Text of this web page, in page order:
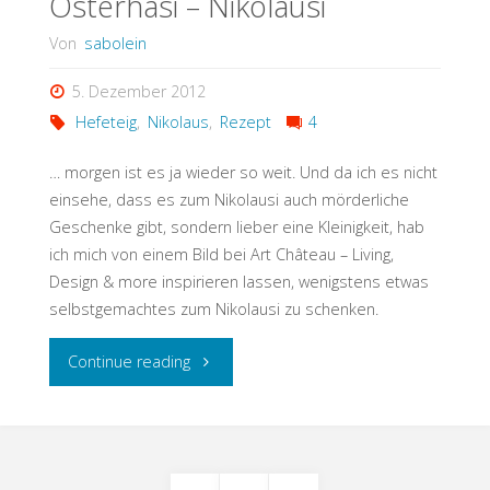
Von sabolein
5. Dezember 2012
Hefeteig, Nikolaus, Rezept 4
… morgen ist es ja wieder so weit. Und da ich es nicht
einsehe, dass es zum Nikolausi auch mörderliche
Geschenke gibt, sondern lieber eine Kleinigkeit, hab
ich mich von einem Bild bei Art Château – Living,
Design & more inspirieren lassen, wenigstens etwas
selbstgemachtes zum Nikolausi zu schenken.
Continue reading"Osterhasi